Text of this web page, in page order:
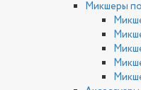
Микшеры